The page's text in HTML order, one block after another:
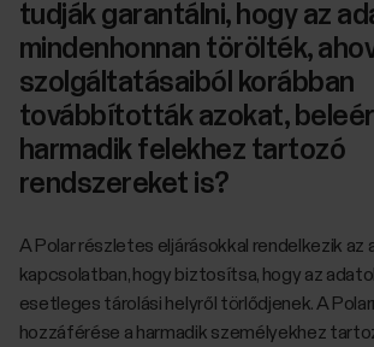
tudják garantálni, hogy az
mindenhonnan törölték,
szolgáltatásaiból korábban
továbbították azokat,
harmadik felekhez tartozó
rendszereket is?
A Polar részletes eljárásokkal rendelkezik az
kapcsolatban, hogy biztosítsa, hogy az
esetleges tárolási helyről törlődjenek. A
hozzáférése a harmadik személyekhez